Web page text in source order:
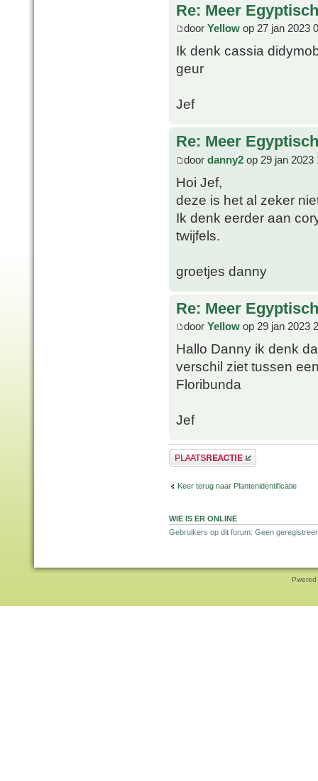
Re: Meer
door Yellow op 27 jan 2023
Ik denk cassia
geur
Jef
Re: Meer
door danny2 op 29 jan 2023
Hoi Jef,
deze is het al zeker
Ik denk eerder aan
twijfels.
groetjes danny
Re: Meer
door Yellow op 29 jan 2023
Hallo Danny ik denk
verschil ziet tussen
Floribunda
Jef
Plaats een reactie
Keer terug naar Plantenidentificatie
WIE IS ER ONLINE
Gebruikers op dit forum: Geen